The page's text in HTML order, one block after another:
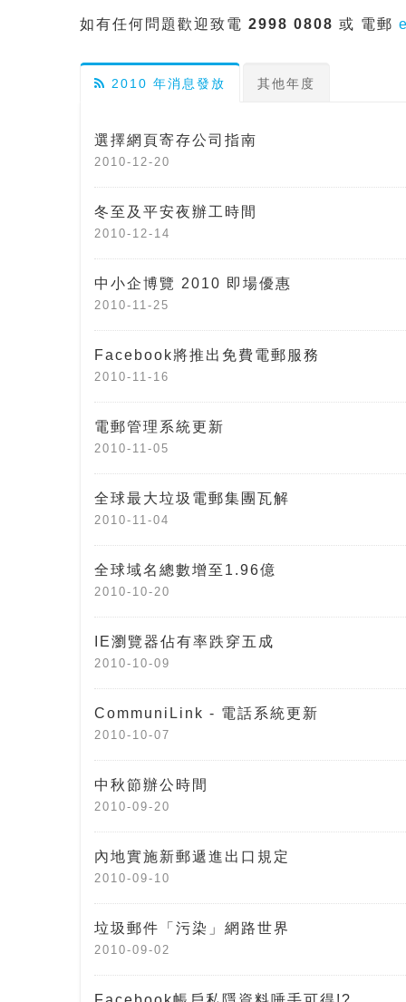
如有任何問題歡迎致電 2998 0808 或 電郵
2010 年消息發放 其他年度
選擇網頁寄存公司指南
2010-12-20
冬至及平安夜辦工時間
2010-12-14
中小企博覽 2010 即場優惠
2010-11-25
Facebook將推出免費電郵服務
2010-11-16
電郵管理系統更新
2010-11-05
全球最大垃圾電郵集團瓦解
2010-11-04
全球域名總數增至1.96億
2010-10-20
IE瀏覽器佔有率跌穿五成
2010-10-09
CommuniLink - 電話系統更新
2010-10-07
中秋節辦公時間
2010-09-20
內地實施新郵遞進出口規定
2010-09-10
垃圾郵件「污染」網路世界
2010-09-02